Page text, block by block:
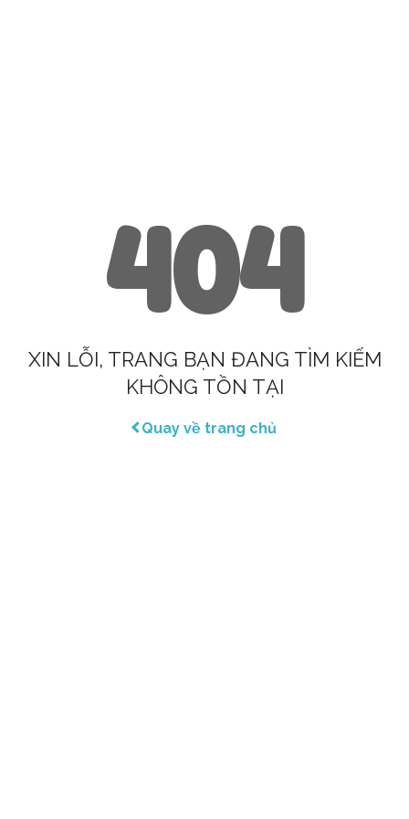
404
XIN LỖI, TRANG BẠN ĐANG TÌM KIẾM
KHÔNG TỒN TẠI
Quay về trang chủ